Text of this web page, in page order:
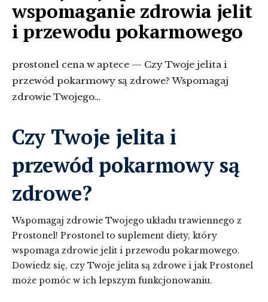
wspomaganie zdrowia jelit
i przewodu pokarmowego
prostonel cena w aptece — Czy Twoje jelita i
przewód pokarmowy są zdrowe? Wspomagaj
zdrowie Twojego…
Czy Twoje jelita i
przewód pokarmowy są
zdrowe?
Wspomagaj zdrowie Twojego układu trawiennego z
Prostonel! Prostonel to suplement diety, który
wspomaga zdrowie jelit i przewodu pokarmowego.
Dowiedz się, czy Twoje jelita są zdrowe i jak Prostonel
może pomóc w ich lepszym funkcjonowaniu.